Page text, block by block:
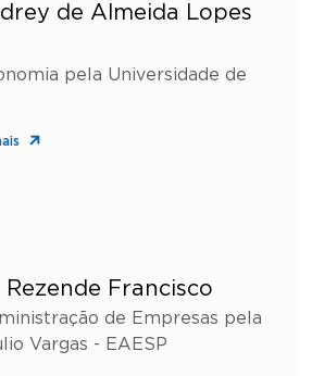
de Almeida Lopes
pela Universidade de
Francisco
de Empresas pela
Vargas - EAESP